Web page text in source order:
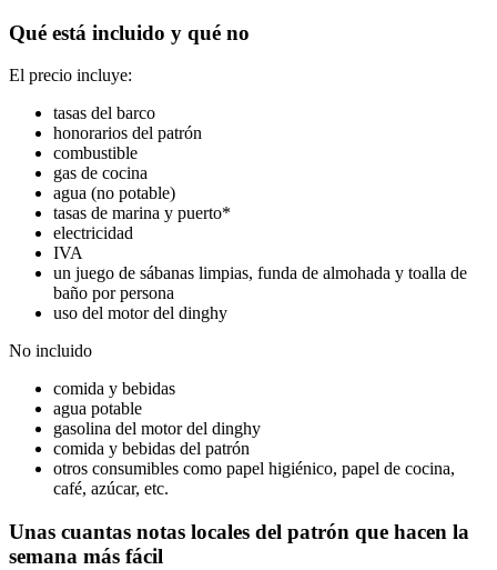
Qué está incluido y qué no
El precio incluye:
tasas del barco
honorarios del patrón
combustible
gas de cocina
agua (no potable)
tasas de marina y puerto*
electricidad
IVA
un juego de sábanas limpias, funda de almohada y toalla de
baño por persona
uso del motor del dinghy
No incluido
comida y bebidas
agua potable
gasolina del motor del dinghy
comida y bebidas del patrón
otros consumibles como papel higiénico, papel de cocina,
café, azúcar, etc.
Unas cuantas notas locales del patrón que hacen la
semana más fácil